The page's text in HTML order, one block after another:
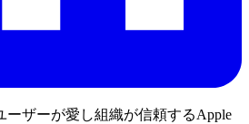
ーザーが愛し組織が信頼するApple